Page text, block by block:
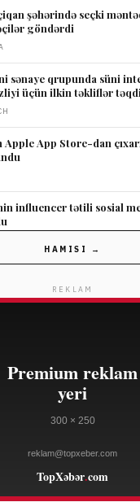
şəhərində seçki
göndərdi
sənaye qrupunda süni
üçün ilkin təkliflər
App Store-dan
influencer tətili sosial
Hörmüz Boğazında
xəbər verib
edə bilər
HAMISI →
REKLAM